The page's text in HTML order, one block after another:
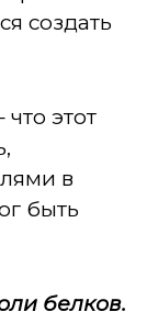
создать
что этот
в
быть
белков.